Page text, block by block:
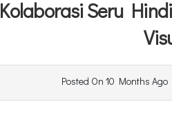
Kolaborasi Seru
Posted On 10 Months Ago